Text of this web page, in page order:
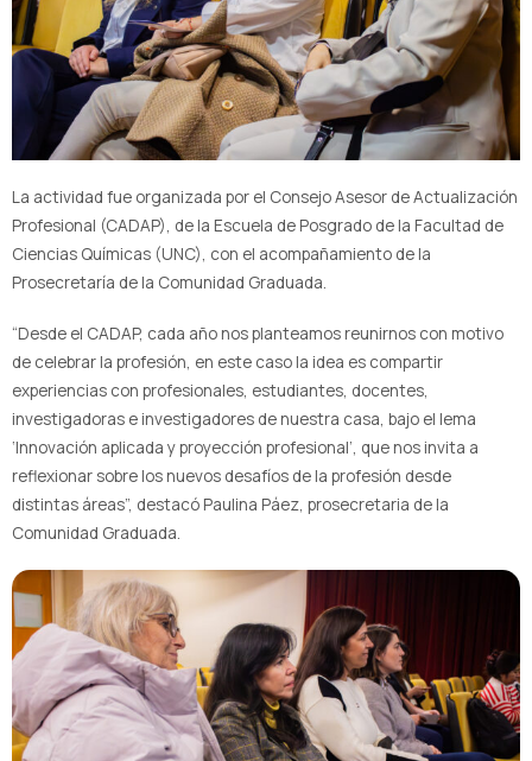
La actividad fue organizada por el Consejo Asesor de Actualización
Profesional (CADAP), de la Escuela de Posgrado de la Facultad de
Ciencias Químicas (UNC), con el acompañamiento de la
Prosecretaría de la Comunidad Graduada.
“Desde el CADAP, cada año nos planteamos reunirnos con motivo
de celebrar la profesión, en este caso la idea es compartir
experiencias con profesionales, estudiantes, docentes,
investigadoras e investigadores de nuestra casa, bajo el lema
‘Innovación aplicada y proyección profesional’, que nos invita a
reflexionar sobre los nuevos desafíos de la profesión desde
distintas áreas”, destacó Paulina Páez, prosecretaria de la
Comunidad Graduada.